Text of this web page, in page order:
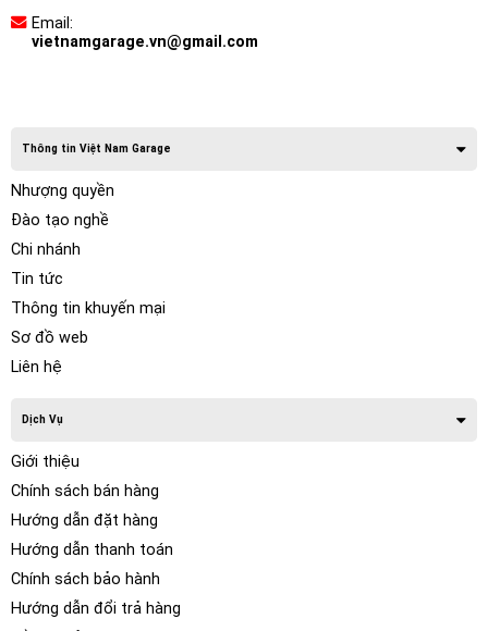
Email:
vietnamgarage.vn@gmail.com
Thông tin Việt Nam Garage
Nhượng quyền
Đào tạo nghề
Chi nhánh
Tin tức
Thông tin khuyến mại
Sơ đồ web
Liên hệ
Dịch Vụ
Giới thiệu
Chính sách bán hàng
Hướng dẫn đặt hàng
Hướng dẫn thanh toán
Chính sách bảo hành
Hướng dẫn đổi trả hàng